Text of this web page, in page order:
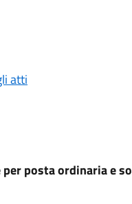
atti
posta ordinaria e